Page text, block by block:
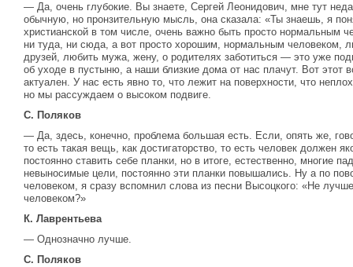
— Да, очень глубокие. Вы знаете, Сергей Леонидович, мне тут
обычную, но пронзительную мысль, она сказала: «Ты знаешь, я
христианской в том числе, очень важно быть просто нормальным
ни туда, ни сюда, а вот просто хорошим, нормальным человеком,
друзей, любить мужа, жену, о родителях заботиться — это уже
об уходе в пустыню, а наши близкие дома от нас плачут. Вот этот
актуален. У нас есть явно то, что лежит на поверхности, что
но мы рассуждаем о высоком подвиге.
С. Поляков
— Да, здесь, конечно, проблема большая есть. Если, опять же,
то есть такая вещь, как достигаторство, то есть человек должен
постоянно ставить себе планки, но в итоге, естественно, многие
невыносимые цели, постоянно эти планки повышались. Ну а по
человеком, я сразу вспомнил слова из песни Высоцкого: «Не
человеком?»
К. Лаврентьева
— Однозначно лучше.
С. Поляков